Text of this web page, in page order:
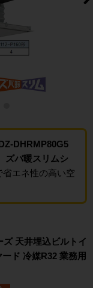
DHRMP80G5
ズバ暖スリムシ
省エネ性の高い空
ズ 天井埋込ビルトイ
ド 冷媒R32 業務用